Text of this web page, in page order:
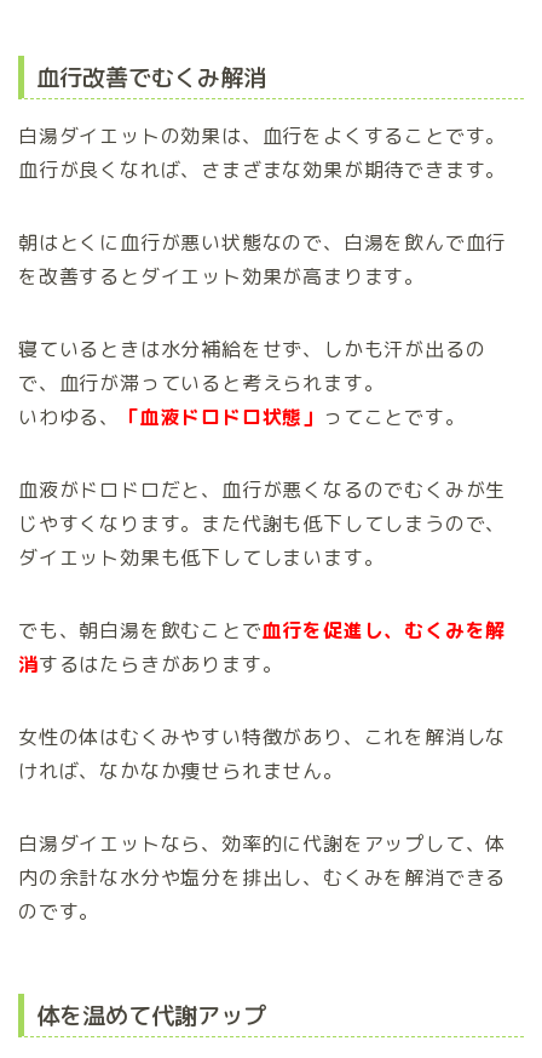
血行改善でむくみ解消
白湯ダイエットの効果は、血行をよくすることです。
血行が良くなれば、さまざまな効果が期待できます。
朝はとくに血行が悪い状態なので、白湯を飲んで血行
を改善するとダイエット効果が高まります。
寝ているときは水分補給をせず、しかも汗が出るの
で、血行が滞っていると考えられます。
いわゆる、
「血液ドロドロ状態」 ってことです。
血液がドロドロだと、血行が悪くなるのでむくみが生
じやすくなります。また代謝も低下してしまうので、
ダイエット効果も低下してしまいます。
でも、朝白湯を飲むことで血行を促進し、むくみを解
消するはたらきがあります。
女性の体はむくみやすい特徴があり、これを解消しな
ければ、なかなか痩せられません。
白湯ダイエットなら、効率的に代謝をアップして、体
内の余計な水分や塩分を排出し、むくみを解消できる
のです。
体を温めて代謝アップ